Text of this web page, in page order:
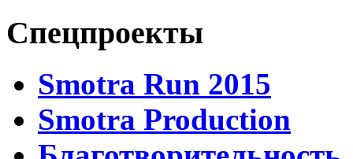
Спецпроекты
Smotra Run 2015
Smotra Production